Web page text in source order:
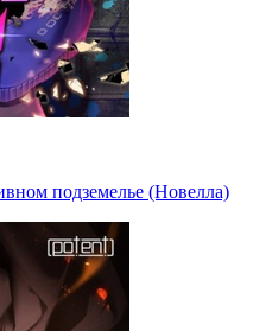
подземелье (Новелла)